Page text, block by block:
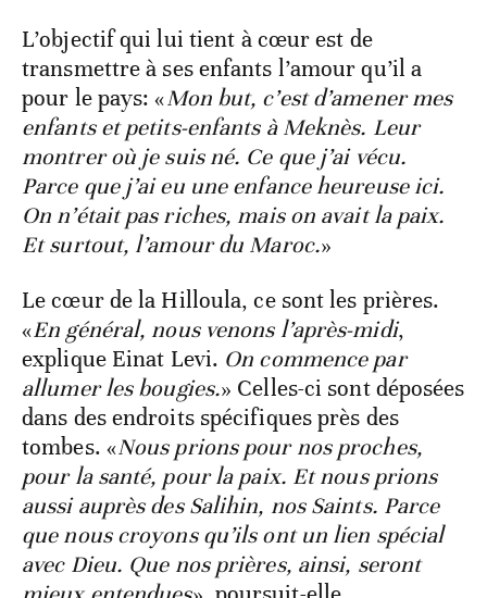
L’objectif qui lui tient à cœur est de
transmettre à ses enfants l’amour qu’il a
pour le pays: «Mon but, c’est d’amener mes
enfants et petits-enfants à Meknès. Leur
montrer où je suis né. Ce que j’ai vécu.
Parce que j’ai eu une enfance heureuse ici.
On n’était pas riches, mais on avait la paix.
Et surtout, l’amour du Maroc.»
Le cœur de la Hilloula, ce sont les prières.
«En général, nous venons l’après-midi,
explique Einat Levi. On commence par
allumer les bougies.» Celles-ci sont déposées
dans des endroits spécifiques près des
tombes. «Nous prions pour nos proches,
pour la santé, pour la paix. Et nous prions
aussi auprès des Salihin, nos Saints. Parce
que nous croyons qu’ils ont un lien spécial
avec Dieu. Que nos prières, ainsi, seront